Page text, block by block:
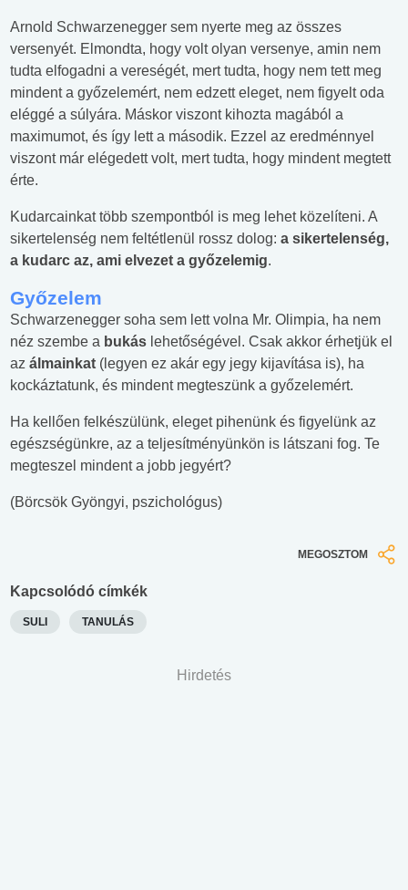
Arnold Schwarzenegger sem nyerte meg az összes
versenyét. Elmondta, hogy volt olyan versenye, amin nem
tudta elfogadni a vereségét, mert tudta, hogy nem tett meg
mindent a győzelemért, nem edzett eleget, nem figyelt oda
eléggé a súlyára. Máskor viszont kihozta magából a
maximumot, és így lett a második. Ezzel az eredménnyel
viszont már elégedett volt, mert tudta, hogy mindent megtett
érte.
Kudarcainkat több szempontból is meg lehet közelíteni. A
sikertelenség nem feltétlenül rossz dolog: a sikertelenség,
a kudarc az, ami elvezet a győzelemig.
Győzelem
Schwarzenegger soha sem lett volna Mr. Olimpia, ha nem
néz szembe a bukás lehetőségével. Csak akkor érhetjük el
az álmainkat (legyen ez akár egy jegy kijavítása is), ha
kockáztatunk, és mindent megteszünk a győzelemért.
Ha kellően felkészülünk, eleget pihenünk és figyelünk az
egészségünkre, az a teljesítményünkön is látszani fog. Te
megteszel mindent a jobb jegyért?
(Börcsök Gyöngyi, pszichológus)
MEGOSZTOM
Kapcsolódó címkék
SULI TANULÁS
Hirdetés